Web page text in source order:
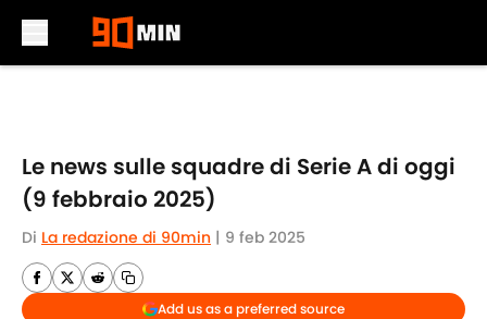
Le news sulle squadre di Serie A di oggi
(9 febbraio 2025)
Di La redazione di 90min | 9 feb 2025
Add us as a preferred source